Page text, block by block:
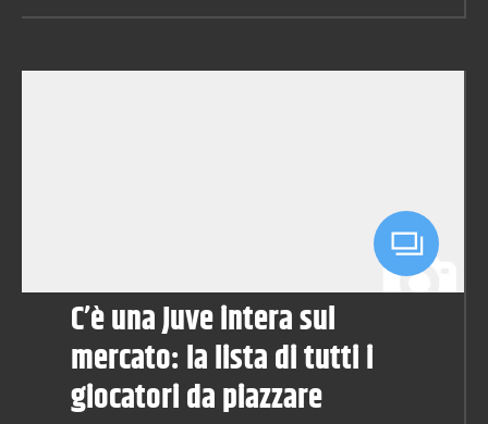
C’è una Juve intera sul
mercato: la lista di tutti i
giocatori da piazzare